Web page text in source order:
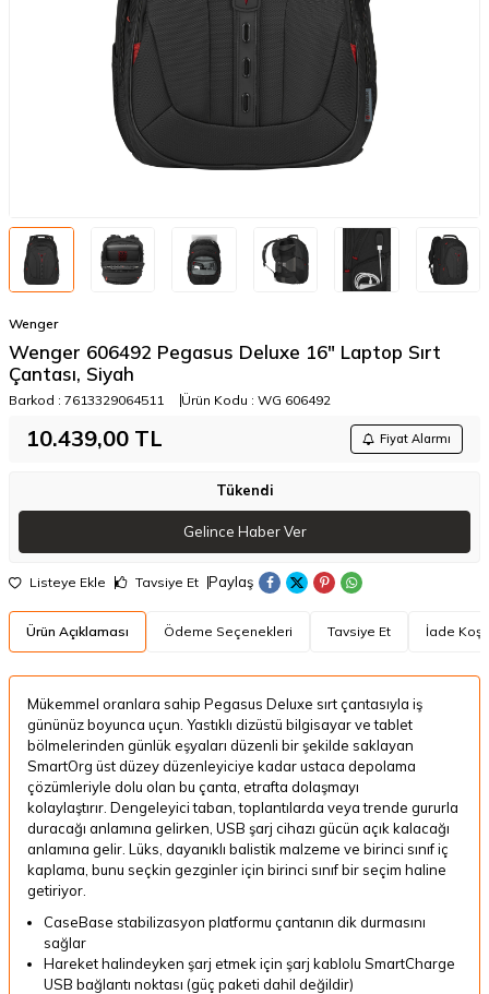
Wenger
Wenger 606492 Pegasus Deluxe 16" Laptop Sırt
Çantası, Siyah
Barkod : 7613329064511 Ürün Kodu : WG 606492
10.439,00 TL Fiyat Alarmı
Tükendi
Gelince Haber Ver
Listeye Ekle Tavsiye Et Paylaş
Ürün Açıklaması Ödeme Seçenekleri Tavsiye Et İade
Mükemmel oranlara sahip Pegasus Deluxe sırt çantasıyla iş
gününüz boyunca uçun. Yastıklı dizüstü bilgisayar ve tablet
bölmelerinden günlük eşyaları düzenli bir şekilde saklayan
SmartOrg üst düzey düzenleyiciye kadar ustaca depolama
çözümleriyle dolu olan bu çanta, etrafta dolaşmayı
kolaylaştırır. Dengeleyici taban, toplantılarda veya trende gururla
duracağı anlamına gelirken, USB şarj cihazı gücün açık kalacağı
anlamına gelir. Lüks, dayanıklı balistik malzeme ve birinci sınıf iç
kaplama, bunu seçkin gezginler için birinci sınıf bir seçim haline
getiriyor.
CaseBase stabilizasyon platformu çantanın dik durmasını
sağlar
Hareket halindeyken şarj etmek için şarj kablolu SmartCharge
USB bağlantı noktası (güç paketi dahil değildir)